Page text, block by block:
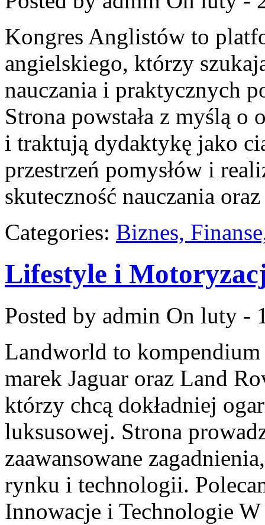
Kongres Anglistów to
angielskiego, którzy
nauczania i praktycznych
Strona powstała z myślą o
i traktują dydaktykę jako
przestrzeń pomysłów i
skuteczność nauczania
Categories: Biznes,
Lifestyle i
Posted by admin On luty -
Landworld to
marek Jaguar oraz Land
którzy chcą dokładniej
luksusowej. Strona
zaawansowane
rynku i technologii.
Innowacje i Technologie